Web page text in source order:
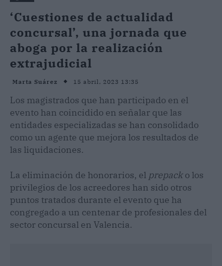
‘Cuestiones de actualidad
concursal’, una jornada que
aboga por la realización
extrajudicial
Marta Suárez 15 abril, 2023 13:35
Los magistrados que han participado en el
evento han coincidido en señalar que las
entidades especializadas se han consolidado
como un agente que mejora los resultados de
las liquidaciones.
La eliminación de honorarios, el prepacko los
privilegios de los acreedores han sido otros
puntos tratados durante el evento que ha
congregado a un centenar de profesionales del
sector concursal en Valencia.